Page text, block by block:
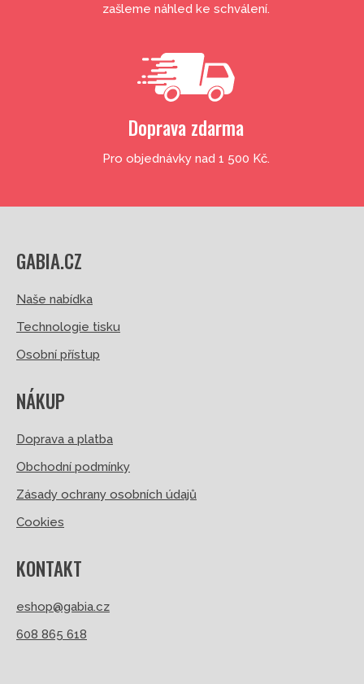
zašleme náhled ke schválení.
Doprava zdarma
Pro objednávky nad 1 500 Kč.
GABIA.CZ
Naše nabídka
Technologie tisku
Osobní přístup
NÁKUP
Doprava a platba
Obchodní podmínky
Zásady ochrany osobních údajů
Cookies
KONTAKT
eshop@gabia.cz
608 865 618